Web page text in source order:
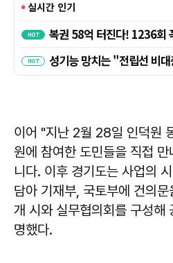
이어 "지난 2월 28일 인덕원
원에 참여한 도민들을 직접
니다. 이후 경기도는 사업의
담아 기재부, 국토부에 건의
개 시와 실무협의회를 구성해
명했다.